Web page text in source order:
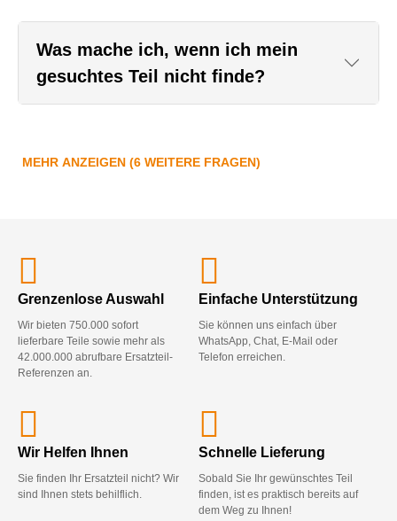
Was mache ich, wenn ich mein
gesuchtes Teil nicht finde?
MEHR ANZEIGEN (6 WEITERE FRAGEN)
Grenzenlose Auswahl
Wir bieten 750.000 sofort
lieferbare Teile sowie mehr als
42.000.000 abrufbare Ersatzteil-
Referenzen an.
Einfache Unterstützung
Sie können uns einfach über
WhatsApp, Chat, E-Mail oder
Telefon erreichen.
Wir Helfen Ihnen
Sie finden Ihr Ersatzteil nicht? Wir
sind Ihnen stets behilflich.
Schnelle Lieferung
Sobald Sie Ihr gewünschtes Teil
finden, ist es praktisch bereits auf
dem Weg zu Ihnen!